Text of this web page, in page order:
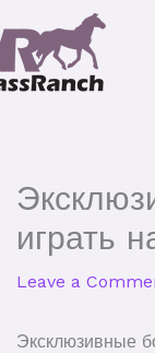
играть
Leave a
Эксклюзивные